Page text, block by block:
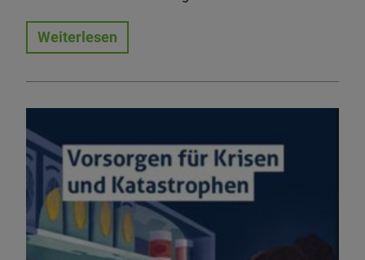
Weiterlesen